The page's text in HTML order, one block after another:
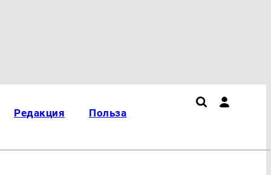
Редакция Польза